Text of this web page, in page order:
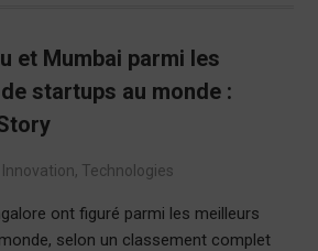
et Mumbai parmi les
startups au monde :
Innovation, Technologies
ont figuré parmi les meilleurs
selon un classement complet